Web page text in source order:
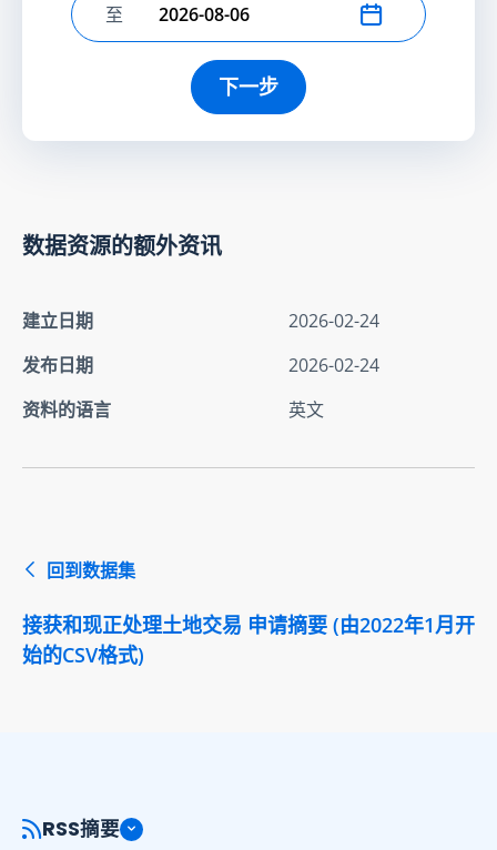
选择结束日期
至
下一步
数据资源的额外资讯
建立日期
2026-02-24
发布日期
2026-02-24
资料的语言
英文
回到数据集
接获和现正处理土地交易 申请摘要 (由2022年1月开
始的CSV格式)
RSS摘要